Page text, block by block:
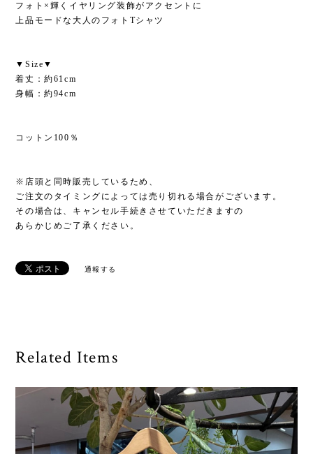
フォト×輝くイヤリング装飾がアクセントに
上品モードな大人のフォトTシャツ
▼Size▼
着丈：約61cm
身幅：約94cm
コットン100％
※店頭と同時販売しているため、
ご注文のタイミングによっては売り切れる場合がございます。
その場合は、キャンセル手続きさせていただきますの
あらかじめご了承ください。
通報する
Related Items